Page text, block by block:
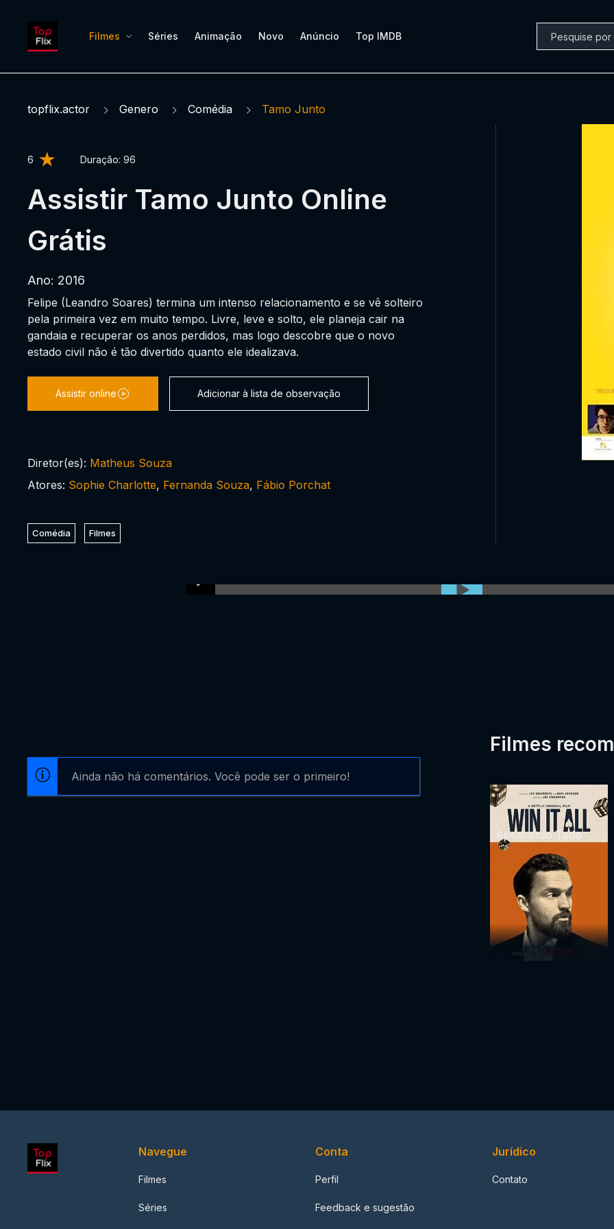
Filmes Séries Animação Novo Anúncio Top IMDB
topflix.actor Genero Comédia Tamo Junto
6 Duração: 96
Assistir Tamo Junto Online
Grátis
Ano: 2016
Felipe (Leandro Soares) termina um intenso relacionamento e se vê solteiro
pela primeira vez em muito tempo. Livre, leve e solto, ele planeja cair na
gandaia e recuperar os anos perdidos, mas logo descobre que o novo
estado civil não é tão divertido quanto ele idealizava.
Assistir online Adicionar à lista de observação
Diretor(es): Matheus Souza
Atores: Sophie Charlotte, Fernanda Souza, Fábio Porchat
Comédia Filmes
Ainda não há comentários. Você pode ser o primeiro!
Filmes
Apostando Tudo
Navegue
Filmes
Séries
Conta
Perfil
Feedback e sugestão
Jurídico
Contato